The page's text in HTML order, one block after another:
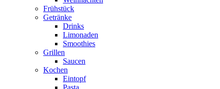
Frühstück
Getränke
Drinks
Limonaden
Smoothies
Grillen
Saucen
Kochen
Eintopf
Pasta